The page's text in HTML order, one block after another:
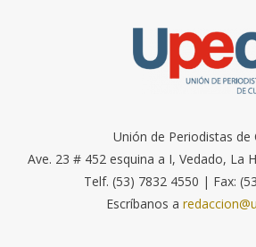
Unión de Periodistas de
Ave. 23 # 452 esquina a I, Vedado, La
Telf. (53) 7832 4550 | Fax:
Escríbanos a